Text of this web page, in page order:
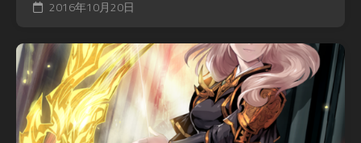
2016年10月20日